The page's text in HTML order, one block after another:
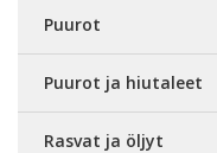
Puurot
Puurot ja hiutaleet
Rasvat ja öljyt